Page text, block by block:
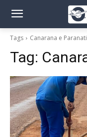
Tags Canarana e
Tag: